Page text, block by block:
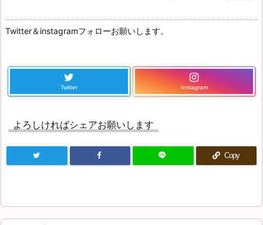
Twitter＆instagramフォローお願いします。
Twitter Instagram
よろしければシェアお願いします
Copy